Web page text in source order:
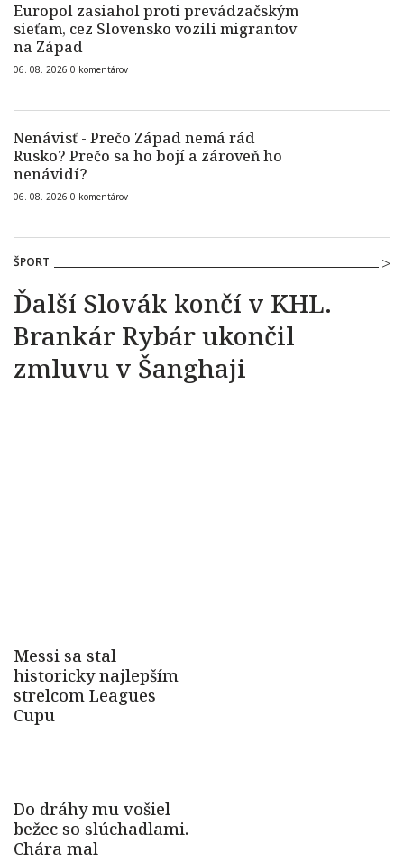
Europol zasiahol proti prevádzačským
sieťam, cez Slovensko vozili migrantov
na Západ
06. 08. 2026 0 komentárov
Nenávisť - Prečo Západ nemá rád
Rusko? Prečo sa ho bojí a zároveň ho
nenávidí?
06. 08. 2026 0 komentárov
ŠPORT